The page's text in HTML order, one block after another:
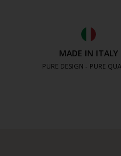
MADE IN ITALY
PURE DESIGN - PURE